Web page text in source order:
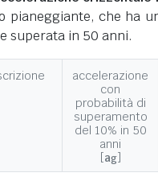
pianeggiante, che ha
superata in 50 anni.
accelerazione
con
probabilità di
superamento
del 10% in 50
anni
[ag]